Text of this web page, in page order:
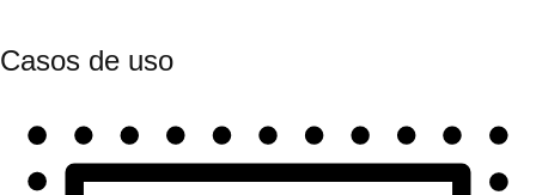
Casos de uso